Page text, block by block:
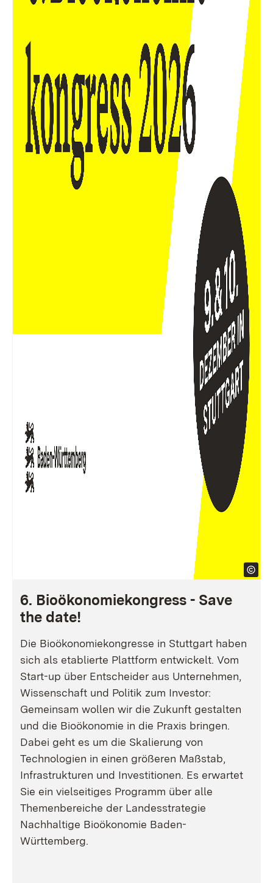
6. Bioökonomiekongress - Save
the date!
Die Bioökonomiekongresse in Stuttgart haben
sich als etablierte Plattform entwickelt. Vom
Start-up über Entscheider aus Unternehmen,
Wissenschaft und Politik zum Investor:
Gemeinsam wollen wir die Zukunft gestalten
und die Bioökonomie in die Praxis bringen.
Dabei geht es um die Skalierung von
Technologien in einen größeren Maßstab,
Infrastrukturen und Investitionen. Es erwartet
Sie ein vielseitiges Programm über alle
Themenbereiche der Landesstrategie
Nachhaltige Bioökonomie Baden-
Württemberg.